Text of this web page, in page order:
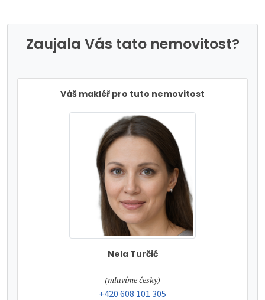
Zaujala Vás tato nemovitost?
Váš makléř pro tuto nemovitost
Nela Turčić
tel:
(mluvíme česky)
tel:
+420 608 101 305